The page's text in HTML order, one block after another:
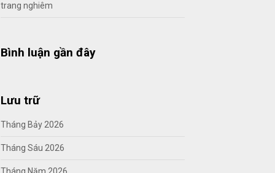
trang nghiêm
Bình luận gần đây
Lưu trữ
Tháng Bảy 2026
Tháng Sáu 2026